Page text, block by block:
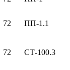
72 ПП-1.1
72 СТ-100.3